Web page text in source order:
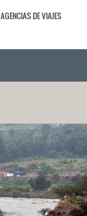
AGENCIAS DE VIAJES